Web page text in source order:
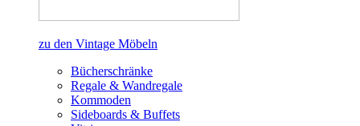
zu den Vintage Möbeln
Bücherschränke
Regale & Wandregale
Kommoden
Sideboards & Buffets